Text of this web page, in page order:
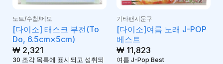
노트/수첩/메모
[다이소] 태스크 부전(To
Do, 6.5cm×5cm)
₩2,321
30 조각 목록에 표시되고 성취되
기타팬시문구
[다이소]여름 노래 J-POP
베스트
₩11,823
여름 J-Pop Best